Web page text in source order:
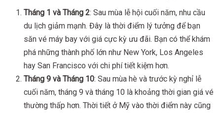
Tháng 1 và Tháng 2: Sau mùa lễ hội cuối năm, nhu cầu
du lịch giảm mạnh. Đây là thời điểm lý tưởng để bạn
săn vé máy bay với giá cực kỳ ưu đãi. Bạn có thể khám
phá những thành phố lớn như New York, Los Angeles
hay San Francisco với chi phí tiết kiệm hơn.
Tháng 9 và Tháng 10: Sau mùa hè và trước kỳ nghỉ lễ
cuối năm, tháng 9 và tháng 10 là khoảng thời gian giá vé
thường thấp hơn. Thời tiết ở Mỹ vào thời điểm này cũng